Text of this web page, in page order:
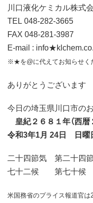
川口液化ケミカル株式
TEL 048-282-3665
FAX 048-281-3987
E-mail :
※★を@に代えてお知らせく
ありがとうございます
今日の埼玉県川口市の
皇紀２６８１年（西暦
令和3年1月 24日 日
二十四節気 第二十四
七十二候 第七十候
米国務省のプライス報道官は